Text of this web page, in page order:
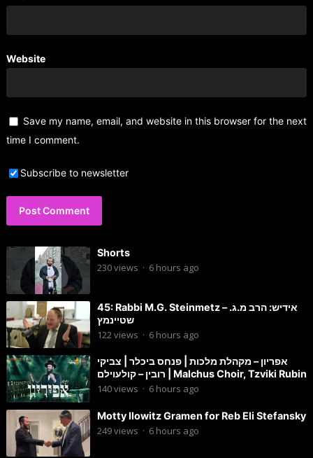
Website
Save my name, email, and website in this browser for the next
time I comment.
Subscribe to newsletter
Shorts
230views · 6 hours ago
45: Rabbi M.G. Steinmetz – אידיש: הרב מ.ג.
שטיינמץ
122 views · 6 hours ago
אפריון – מקהלת מלכות | פנחס ביכלר | צביקי
רובין – קולעוילם | Malchus Choir, Tzviki Rubin
140views · 6 hours ago
Motty Ilowitz Gramen for Reb Eli Stefansky
249views · 6 hours ago